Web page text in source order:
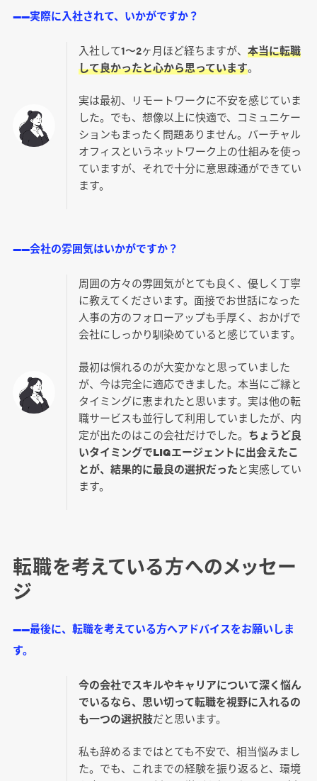
――実際に入社されて、いかがですか？
入社して1〜2ヶ月ほど経ちますが、 本当に転職
して良かったと心から思っています。
実は最初、リモートワークに不安を感じていま
した。でも、想像以上に快適で、コミュニケー
ションもまったく問題ありません。バーチャル
オフィスというネットワーク上の仕組みを使っ
ていますが、それで十分に意思疎通ができてい
ます。
――会社の雰囲気はいかがですか？
周囲の方々の雰囲気がとても良く、優しく丁寧
に教えてくださいます。面接でお世話になった
人事の方のフォローアップも手厚く、おかげで
会社にしっかり馴染めていると感じています。
最初は慣れるのが大変かなと思っていました
が、今は完全に適応できました。本当にご縁と
タイミングに恵まれたと思います。実は他の転
職サービスも並行して利用していましたが、内
定が出たのはこの会社だけでした。 ちょうど良
いタイミングでLIGエージェントに出会えたこ
とが、結果的に最良の選択だったと実感してい
ます。
転職を考えている方へのメッセー
ジ
――最後に、転職を考えている方へアドバイスをお願いしま
す。
今の会社でスキルやキャリアについて深く悩ん
でいるなら、思い切って転職を視野に入れるの
も一つの選択肢だと思います。
私も辞めるまではとても不安で、相当悩みまし
た。でも、これまでの経験を振り返ると、環境